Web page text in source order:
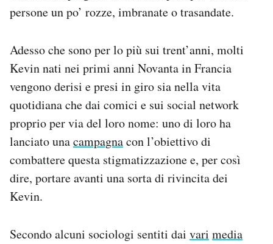
persone un po’ rozze, imbranate o trasandate.
Adesso che sono per lo più sui trent’anni, molti
Kevin nati nei primi anni Novanta in Francia
vengono derisi e presi in giro sia nella vita
quotidiana che dai comici e sui social network
proprio per via del loro nome: uno di loro ha
lanciato unacampagnacon l’obiettivo di
combattere questa stigmatizzazione e, per così
dire, portare avanti una sorta di rivincita dei
Kevin.
Secondo alcuni sociologi sentiti dai vari media